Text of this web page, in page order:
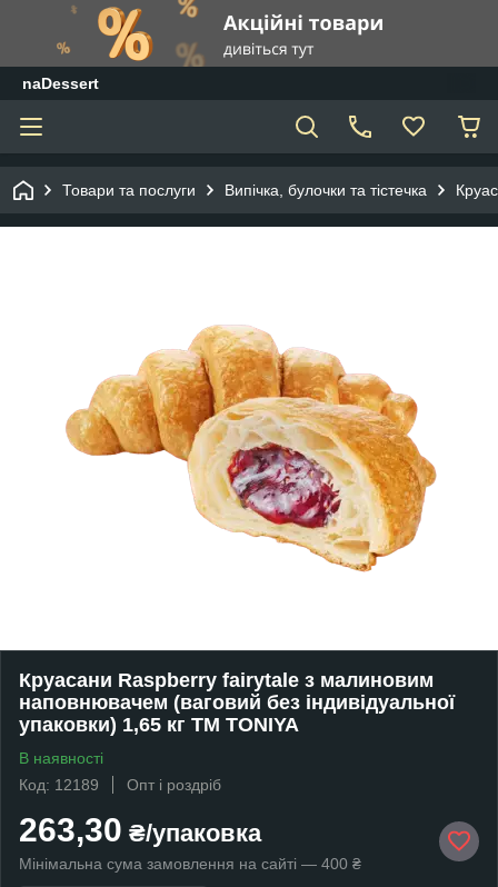
naDessert
Товари та послуги Випічка, булочки та тістечка
Круасани Raspberry fairytale з малиновим
наповнювачем (ваговий без індивідуальної
упаковки) 1,65 кг ТМ TONIYA
В наявності
Код: 12189
Опт і роздріб
263,30 ₴/упаковка
Мінімальна сума замовлення на сайті — 400 ₴